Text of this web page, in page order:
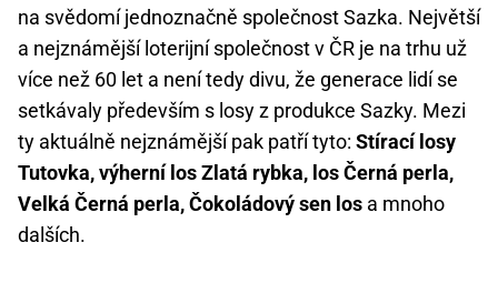
na svědomí jednoznačně společnost Sazka. Největší
a nejznámější loterijní společnost v ČR je na trhu už
více než 60 let a není tedy divu, že generace lidí se
setkávaly především s losy z produkce Sazky. Mezi
ty aktuálně nejznámější pak patří tyto: Stírací losy
Tutovka, výherní los Zlatá rybka, los Černá perla,
Velká Černá perla, Čokoládový sen los a mnoho
dalších.